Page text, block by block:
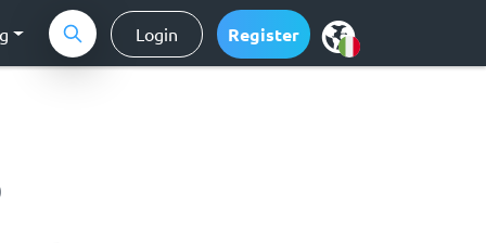
Login Register